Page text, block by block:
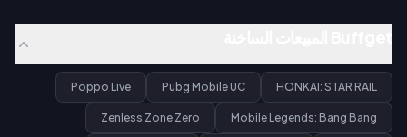
HONKAI: STAR RAIL
Pubg Mobile UC
Poppo Live
Mobile Legends: Bang Bang
Zenless Zone Zero